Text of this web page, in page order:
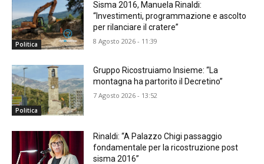
Politica
Sisma 2016, Manuela Rinaldi:
“Investimenti, programmazione e ascolto
per rilanciare il cratere”
8 Agosto 2026 - 11:39
Politica
Gruppo Ricostruiamo Insieme: “La
montagna ha partorito il Decretino”
7 Agosto 2026 - 13:52
Rinaldi: “A Palazzo Chigi passaggio
fondamentale per la ricostruzione post
sisma 2016”